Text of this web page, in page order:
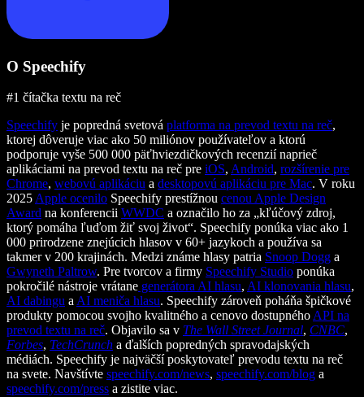
O Speechify
#1 čítačka textu na reč
Speechify je popredná svetová platforma na prevod textu na reč,
ktorej dôveruje viac ako 50 miliónov používateľov a ktorú
podporuje vyše 500 000 päťhviezdičkových recenzií naprieč
aplikáciami na prevod textu na reč pre iOS, Android, rozšírenie pre
Chrome, webovú aplikáciu a desktopovú aplikáciu pre Mac. V roku
2025 Apple ocenilo Speechify prestížnou cenou Apple Design
Award na konferencii WWDC a označilo ho za „kľúčový zdroj,
ktorý pomáha ľuďom žiť svoj život“. Speechify ponúka viac ako 1
000 prirodzene znejúcich hlasov v 60+ jazykoch a používa sa
takmer v 200 krajinách. Medzi známe hlasy patria Snoop Dogg a
Gwyneth Paltrow. Pre tvorcov a firmy Speechify Studio ponúka
pokročilé nástroje vrátane generátora AI hlasu, AI klonovania hlasu,
AI dabingu a AI meniča hlasu. Speechify zároveň poháňa špičkové
produkty pomocou svojho kvalitného a cenovo dostupného API na
prevod textu na reč. Objavilo sa v The Wall Street Journal, CNBC,
Forbes, TechCrunch a ďalších popredných spravodajských
médiách. Speechify je najväčší poskytovateľ prevodu textu na reč
na svete. Navštívte speechify.com/news, speechify.com/blog a
speechify.com/press a zistite viac.